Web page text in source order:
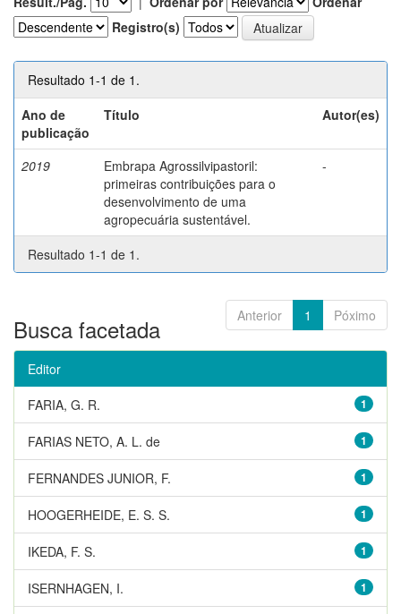
Registro(s)
Resultado 1-1 de 1.
Ano de
publicação
Título Autor(es)
2019
Embrapa Agrossilvipastoril:
primeiras contribuições para o
desenvolvimento de uma
agropecuária sustentável.
-
Resultado 1-1 de 1.
Anterior 1 Póximo
Busca facetada
Editor
1
FARIA, G. R.
1
FARIAS NETO, A. L. de
1
FERNANDES JUNIOR, F.
1
HOOGERHEIDE, E. S. S.
1
IKEDA, F. S.
1
ISERNHAGEN, I.